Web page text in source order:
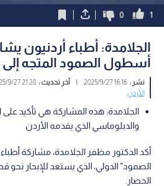
1
0
الجلامدة: أطباء أردنيون
أسطول الصمود المتجه إلى
نشر :16:16 2025/9/27
| آخر تحديث :21:28 2025/9/27
الأردن
الجلامدة: هذه المشاركة هي تأكيد على
والدبلوماسي الذي يقدمه الأردن
أكد الدكتور مظفر الجلامدة، مشاركة
الصمود" الدولي، الذي يستعد للإبحار
الحصار.